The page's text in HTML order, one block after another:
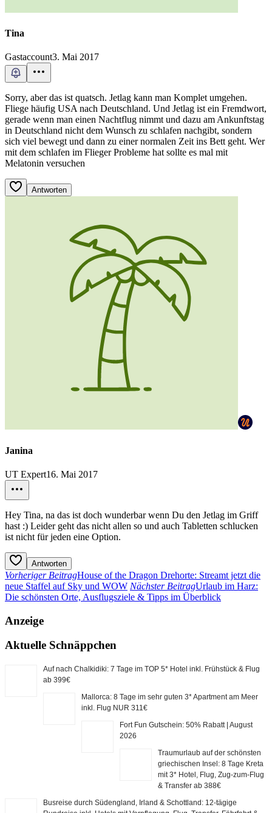
Tina
Gastaccount3. Mai 2017
Sorry, aber das ist quatsch. Jetlag kann man Komplet umgehen.
Fliege häufig USA nach Deutschland. Und Jetlag ist ein Fremdwort,
gerade wenn man einen Nachtflug nimmt und dazu am Ankunftstag
in Deutschland nicht dem Wunsch zu schlafen nachgibt, sondern
sich viel bewegt und dann zu einer normalen Zeit ins Bett geht. Wer
mit dem schlafen im Flieger Probleme hat sollte es mal mit
Melatonin versuchen
Antworten
Janina
UT Expert16. Mai 2017
Hey Tina, na das ist doch wunderbar wenn Du den Jetlag im Griff
hast :) Leider geht das nicht allen so und auch Tabletten schlucken
ist nicht für jeden eine Option.
Antworten
Vorheriger BeitragHouse of the Dragon Drehorte: Streamt jetzt die
neue Staffel auf Sky und WOW Nächster BeitragUrlaub im Harz:
Die schönsten Orte, Ausflugsziele & Tipps im Überblick
Anzeige
Aktuelle Schnäppchen
Auf nach Chalkidiki: 7 Tage im TOP 5* Hotel inkl. Frühstück & Flug
ab 399€
Mallorca: 8 Tage im sehr guten 3* Apartment am Meer
inkl. Flug NUR 311€
Fort Fun Gutschein: 50% Rabatt | August
2026
Traumurlaub auf der schönsten
griechischen Insel: 8 Tage Kreta
mit 3* Hotel, Flug, Zug-zum-Flug
& Transfer ab 388€
Busreise durch Südengland, Irland & Schottland: 12-tägige